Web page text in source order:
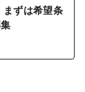
まずは希望条